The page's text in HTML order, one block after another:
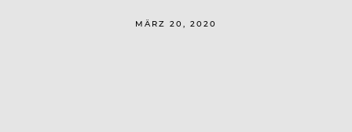
MÄRZ 20, 2020